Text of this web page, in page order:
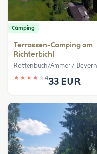
Cámping
Terrassen-Camping am
Richterbichl
Rottenbuch/Ammer / Bayern
★ ★ ★ ★ ★ 433 EUR